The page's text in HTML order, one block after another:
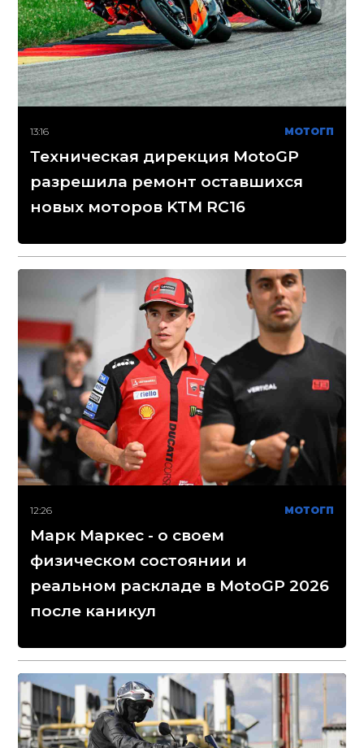
13:16 МОТОГП
Техническая дирекция MotoGP
разрешила ремонт оставшихся
новых моторов KTM RC16
12:26 МОТОГП
Марк Маркес - о своем
физическом состоянии и
реальном раскладе в MotoGP 2026
после каникул